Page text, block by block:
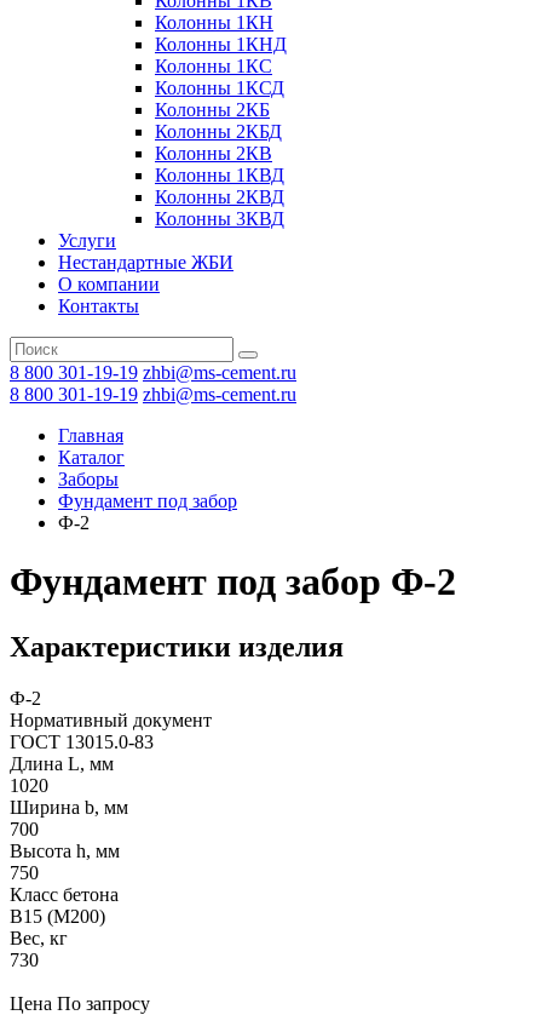
Колонны 1КН
Колонны 1КНД
Колонны 1КС
Колонны 1КСД
Колонны 2КБ
Колонны 2КБД
Колонны 2КВ
Колонны 1КВД
Колонны 2КВД
Колонны 3КВД
Услуги
Нестандартные ЖБИ
О компании
Контакты
8 800 301-19-19 zhbi@ms-cement.ru
8 800 301-19-19 zhbi@ms-cement.ru
Главная
Каталог
Заборы
Фyндамент под забор
Ф-2
Фундамент под забор Ф-2
Характеристики изделия
Ф-2
Нормативный документ
ГОСТ 13015.0-83
Длина L, мм
1020
Ширина b, мм
700
Высота h, мм
750
Класс бетона
В15 (M200)
Вес, кг
730
Цена По запросу